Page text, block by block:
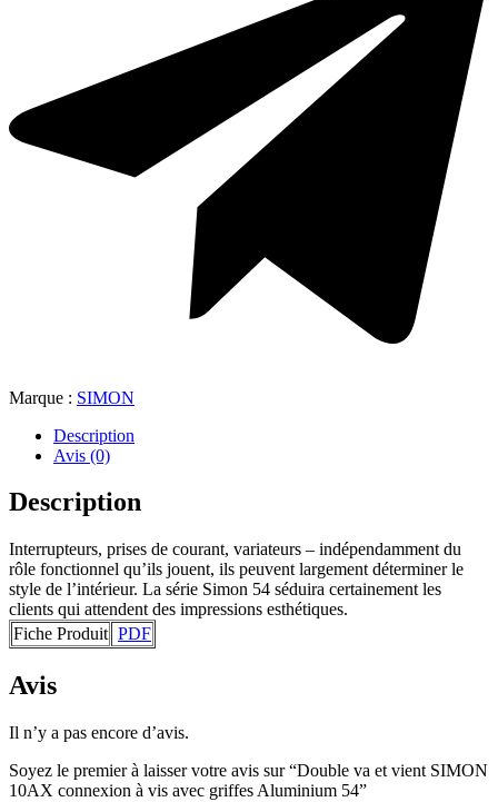
Marque : SIMON
Description
Avis (0)
Description
Interrupteurs, prises de courant, variateurs – indépendamment du
rôle fonctionnel qu’ils jouent, ils peuvent largement déterminer le
style de l’intérieur. La série Simon 54 séduira certainement les
clients qui attendent des impressions esthétiques.
Fiche Produit PDF
Avis
Il n’y a pas encore d’avis.
Soyez le premier à laisser votre avis sur “Double va et vient SIMON
10AX connexion à vis avec griffes Aluminium 54”